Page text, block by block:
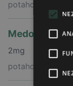
potahovaná
Medorisper
potahovaná
2mg